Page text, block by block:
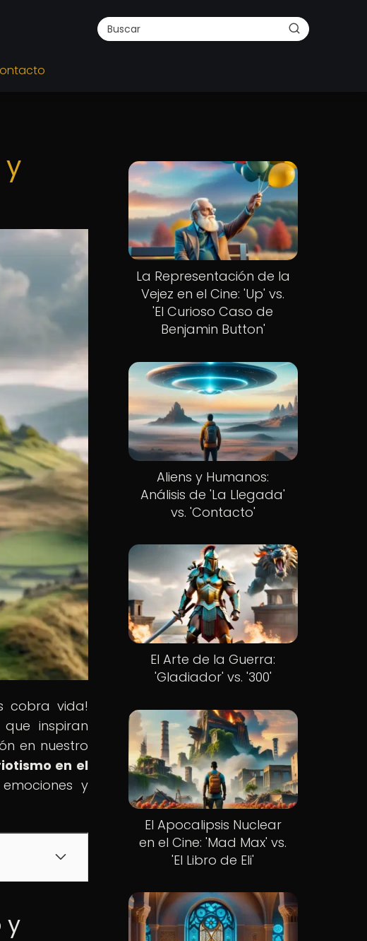
cobra vida!
inspiran
en nuestro
en el
y
y
La Representación de la
Vejez en el Cine: 'Up' vs.
'El Curioso Caso de
Benjamin Button'
Aliens y Humanos:
Análisis de 'La Llegada'
vs. 'Contacto'
El Arte de la Guerra:
'Gladiador' vs. '300'
El Apocalipsis Nuclear
en el Cine: 'Mad Max' vs.
'El Libro de Eli'